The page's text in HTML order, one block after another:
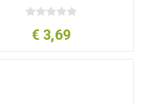
€ 3,69